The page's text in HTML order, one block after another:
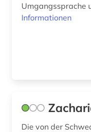
Umgangssprache
Informationen
Die von der